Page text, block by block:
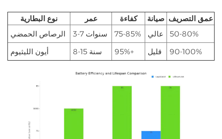
نوع البطارية عمر كفاءة صيانة عمق التصريف
الرصاص الحمضي
3-7 سنوات 75-85% عالي
50-80%
أيون الليثيوم
8-15 سنة 95%+ قليل 90-100%